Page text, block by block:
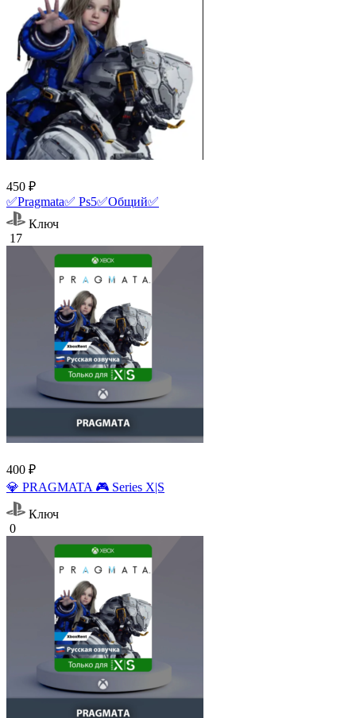
450 ₽
✅Pragmata✅ Ps5✅Общий✅
Ключ
17
400 ₽
💎 PRAGMATA 🎮 Series X|S
Ключ
0